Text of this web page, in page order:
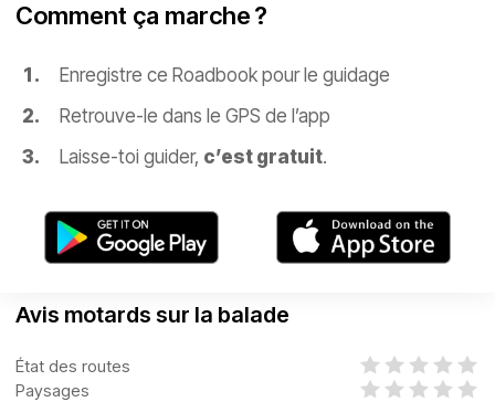
Comment ça marche ?
Enregistre ce Roadbook pour le guidage
Retrouve-le dans le GPS de l’app
Laisse-toi guider, c’est gratuit.
Avis motards sur la balade
État des routes
Paysages